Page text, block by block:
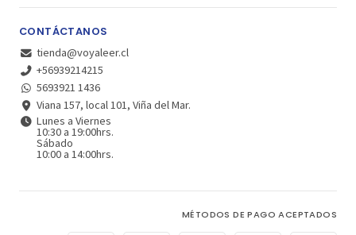
CONTÁCTANOS
tienda@voyaleer.cl
+56939214215
5693921 1436
Viana 157, local 101, Viña del Mar.
Lunes a Viernes
10:30 a 19:00hrs.
Sábado
10:00 a 14:00hrs.
MÉTODOS DE PAGO ACEPTADOS